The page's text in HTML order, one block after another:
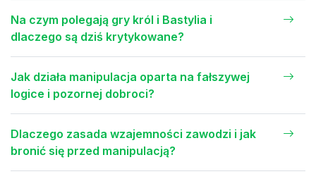
Na czym polegają gry król i Bastylia i
dlaczego są dziś krytykowane?
Jak działa manipulacja oparta na fałszywej
logice i pozornej dobroci?
Dlaczego zasada wzajemności zawodzi i jak
bronić się przed manipulacją?